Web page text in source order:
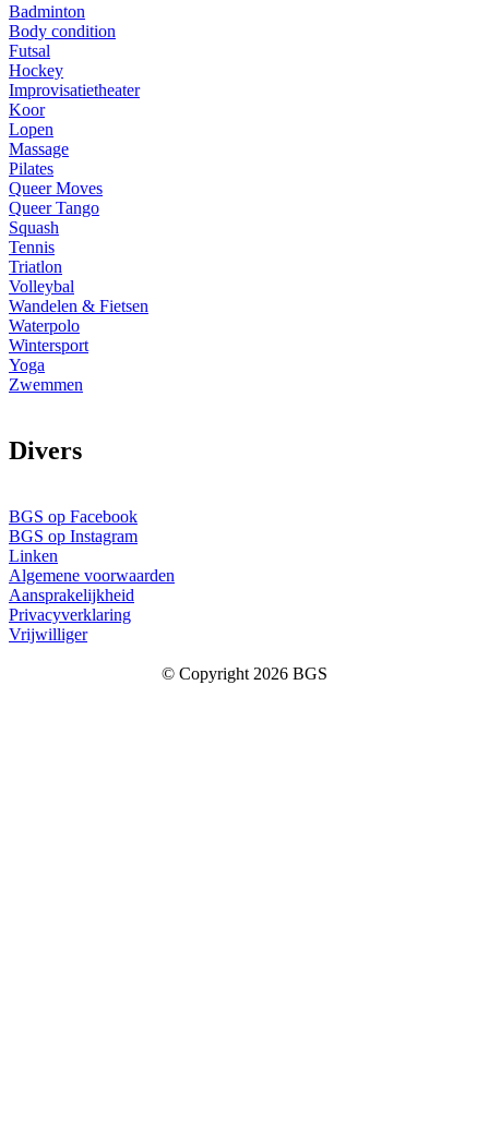
Badminton
Body condition
Futsal
Hockey
Improvisatietheater
Koor
Lopen
Massage
Pilates
Queer Moves
Queer Tango
Squash
Tennis
Triatlon
Volleybal
Wandelen & Fietsen
Waterpolo
Wintersport
Yoga
Zwemmen
Divers
BGS op Facebook
BGS op Instagram
Linken
Algemene voorwaarden
Aansprakelijkheid
Privacyverklaring
Vrijwilliger
© Copyright 2026 BGS